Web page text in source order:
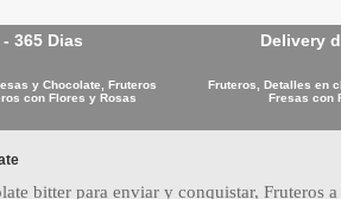
365 Dias Delivery
y Chocolate, Fruteros
con Flores y Rosas
Fruteros, Detalles en
Fresas con
bitter para enviar y conquistar, Fruteros